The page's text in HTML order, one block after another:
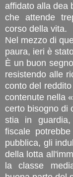
affidato alla dea
che attende
corso della vita.
Nel mezzo di
paura, ieri è
È un buon
resistendo alle
conto del
contenute nella
certo bisogno di
stia in
fiscale
pubblica, gli
della lotta
la classe